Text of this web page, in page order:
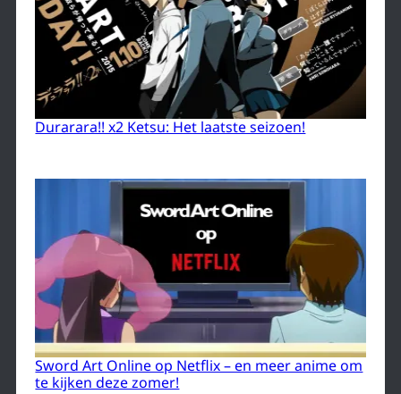
Durarara!! x2 Ketsu: Het laatste seizoen!
Sword Art Online op Netflix – en meer anime om
te kijken deze zomer!